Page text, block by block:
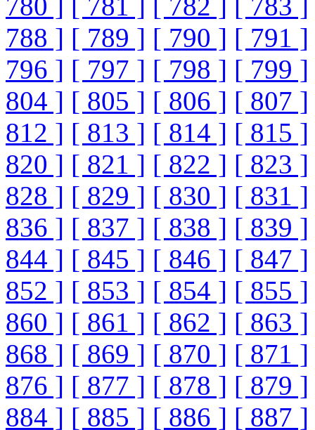
780 ] [ 781 ] [ 782 ] [ 783 ]
788 ] [ 789 ] [ 790 ] [ 791 ]
796 ] [ 797 ] [ 798 ] [ 799 ]
804 ] [ 805 ] [ 806 ] [ 807 ]
812 ] [ 813 ] [ 814 ] [ 815 ]
820 ] [ 821 ] [ 822 ] [ 823 ]
828 ] [ 829 ] [ 830 ] [ 831 ]
836 ] [ 837 ] [ 838 ] [ 839 ]
844 ] [ 845 ] [ 846 ] [ 847 ]
852 ] [ 853 ] [ 854 ] [ 855 ]
860 ] [ 861 ] [ 862 ] [ 863 ]
868 ] [ 869 ] [ 870 ] [ 871 ]
876 ] [ 877 ] [ 878 ] [ 879 ]
884 ] [ 885 ] [ 886 ] [ 887 ]